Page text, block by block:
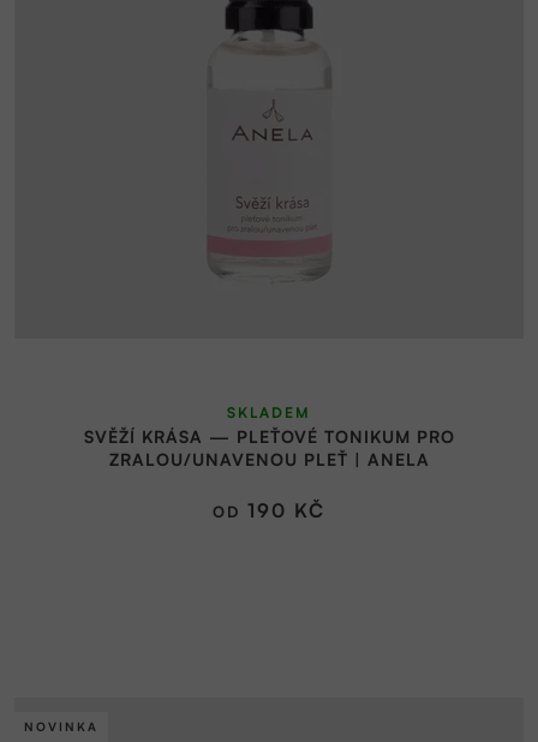
SVĚŽÍ KRÁSA — PLEŤOVÉ TONIKUM PRO
ZRALOU/UNAVENOU PLEŤ | ANELA
SKLADEM
OD 190 KČ
NOVINKA